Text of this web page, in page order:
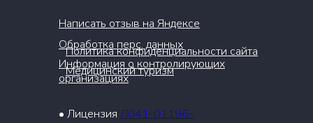
• Лицензия Л041-01196-
Написать отзыв на Яндексе
Обработка перс. данных
Политика конфиденциальности сайта
Информация о контролирующих
организациях
Медицинский туризм